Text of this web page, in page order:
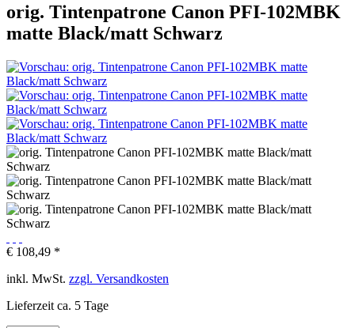
orig. Tintenpatrone Canon PFI-102MBK
matte Black/matt Schwarz
€ 108,49 *
inkl. MwSt. zzgl. Versandkosten
Lieferzeit ca. 5 Tage